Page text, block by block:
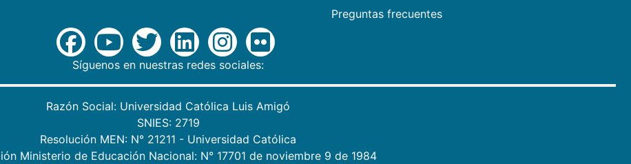
Preguntas frecuentes
Síguenos en nuestras redes sociales:
Razón Social: Universidad Católica Luis Amigó
SNIES: 2719
Resolución MEN: N° 21211 - Universidad Católica
Ministerio de Educación Nacional: N° 17701 de noviembre 9 de 1984